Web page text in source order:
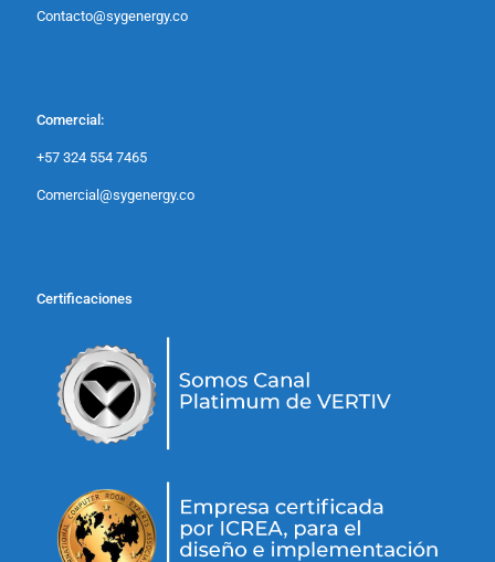
Contacto@sygenergy.co
Comercial:
+57 324 554 7465
Comercial@sygenergy.co
Certificaciones